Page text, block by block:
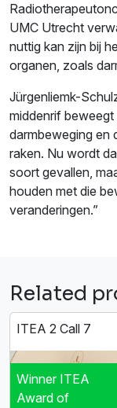
UMC Utrecht
nuttig kan zijn bij
organen, zoals
Jürgenliemk-
middenrif
darmbeweging en
raken. Nu wordt
soort gevallen,
houden met die
veranderingen.”
Related
ITEA 2 Call 7
Winner ITEA
Award of